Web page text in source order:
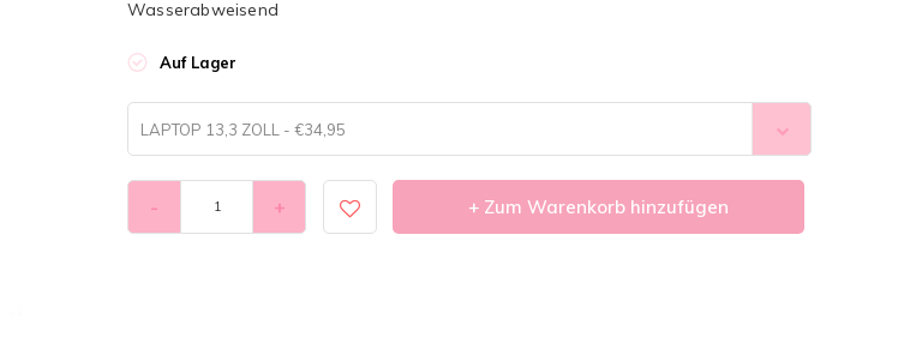
Wasserabweisend
Auf Lager
LAPTOP 13,3 ZOLL - €34,95
- + + Zum Warenkorb hinzufügen